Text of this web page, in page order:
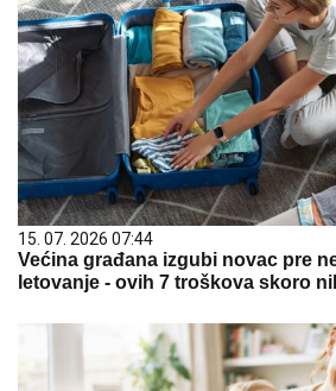
15. 07. 2026 07:44
Većina građana izgubi novac pre
letovanje - ovih 7 troškova skoro